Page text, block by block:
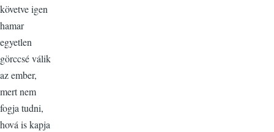
követve igen
hamar
egyetlen
görccsé válik
az ember,
mert nem
fogja tudni,
hová is kapja